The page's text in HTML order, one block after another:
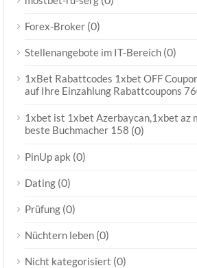
Forex-Broker (0)
Stellenangebote im IT-Bereich (0)
1xBet Rabattcodes 1xbet OFF
auf Ihre Einzahlung Rabattcoupons
1xbet ist 1xbet Azerbaycan,1xbet az
beste Buchmacher 158 (0)
PinUp apk (0)
Dating (0)
Prüfung (0)
Nüchtern leben (0)
Nicht kategorisiert (0)